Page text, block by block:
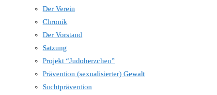
Der Verein
Chronik
Der Vorstand
Satzung
Projekt “Judoherzchen”
Prävention (sexualisierter) Gewalt
Suchtprävention